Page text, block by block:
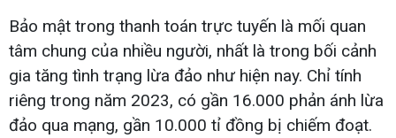
Bảo mật trong thanh toán trực tuyến là mối quan
tâm chung của nhiều người, nhất là trong bối cảnh
gia tăng tình trạng lừa đảo như hiện nay. Chỉ tính
riêng trong năm 2023, có gần 16.000 phản ánh lừa
đảo qua mạng, gần 10.000 tỉ đồng bị chiếm đoạt.